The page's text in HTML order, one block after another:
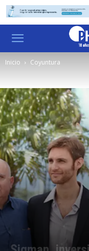
Inicio Coyuntura